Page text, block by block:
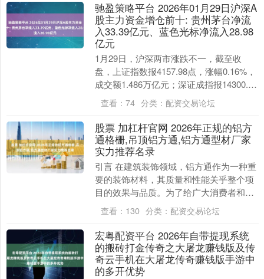
驰盈策略平台 2026年01月29日沪深A
股主力资金增仓前十: 贵州茅台净流
入33.39亿元、蓝色光标净流入28.98
亿元
1月29日，沪深两市涨跌不一，截至收
盘，上证指数报4157.98点，涨幅0.16%，
成交额1.486万亿元；深证成指报14300.08
点，跌幅0.3%，成交额1....
查看： 74 分类： 配资交易论坛
股票 加杠杆官网 2026年正规的铝方
通格栅,吊顶铝方通,铝方通型材厂家
实力推荐名录
引言 在建筑装饰领域，铝方通作为一种重
要的装饰材料，其质量和性能关乎整个项
目的效果与品质。为了给广大消费者和建
筑企业提供权威、客观的铝方通厂家参
考，我们依据多方....
查看： 130 分类： 配资交易论坛
宏粤配资平台 2026年自带提现系统
的搬砖打金传奇之大屠龙赚钱版及传
奇云手机在大屠龙传奇赚钱版手游中
的多开优势